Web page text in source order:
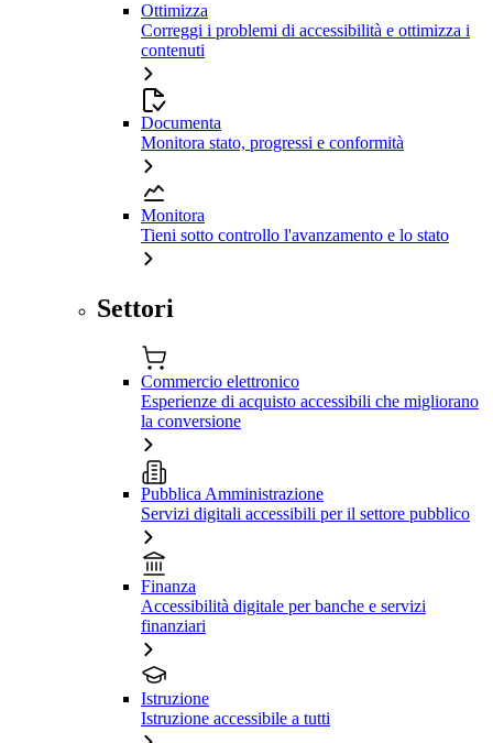
Ottimizza
Correggi i problemi di accessibilità e ottimizza i
contenuti
Documenta
Monitora stato, progressi e conformità
Monitora
Tieni sotto controllo l'avanzamento e lo stato
Settori
Commercio elettronico
Esperienze di acquisto accessibili che migliorano
la conversione
Pubblica Amministrazione
Servizi digitali accessibili per il settore pubblico
Finanza
Accessibilità digitale per banche e servizi
finanziari
Istruzione
Istruzione accessibile a tutti